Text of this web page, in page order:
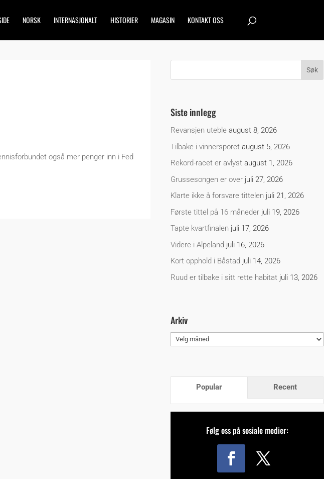
NORSK INTERNASJONALT HISTORIER MAGASIN KONTAKT OSS
også mer penger inn i Fed
Siste innlegg
Revansjen uteble august 8, 2026
Tilbake i vinnersporet august 5, 2026
Rekord-racet er avlyst august 1, 2026
Grussesongen er over juli 27, 2026
Klarte ikke å forsvare tittelen juli 21, 2026
Første tittel på 16 måneder juli 19, 2026
Tapte kvartfinalen juli 17, 2026
Videre i Alpeland juli 16, 2026
Kort opphold i Båstad juli 14, 2026
Ruud er tilbake i sitt rette habitat juli 13, 2026
Arkiv
Arkiv
Popular Recent
Følg oss på sosiale medier: